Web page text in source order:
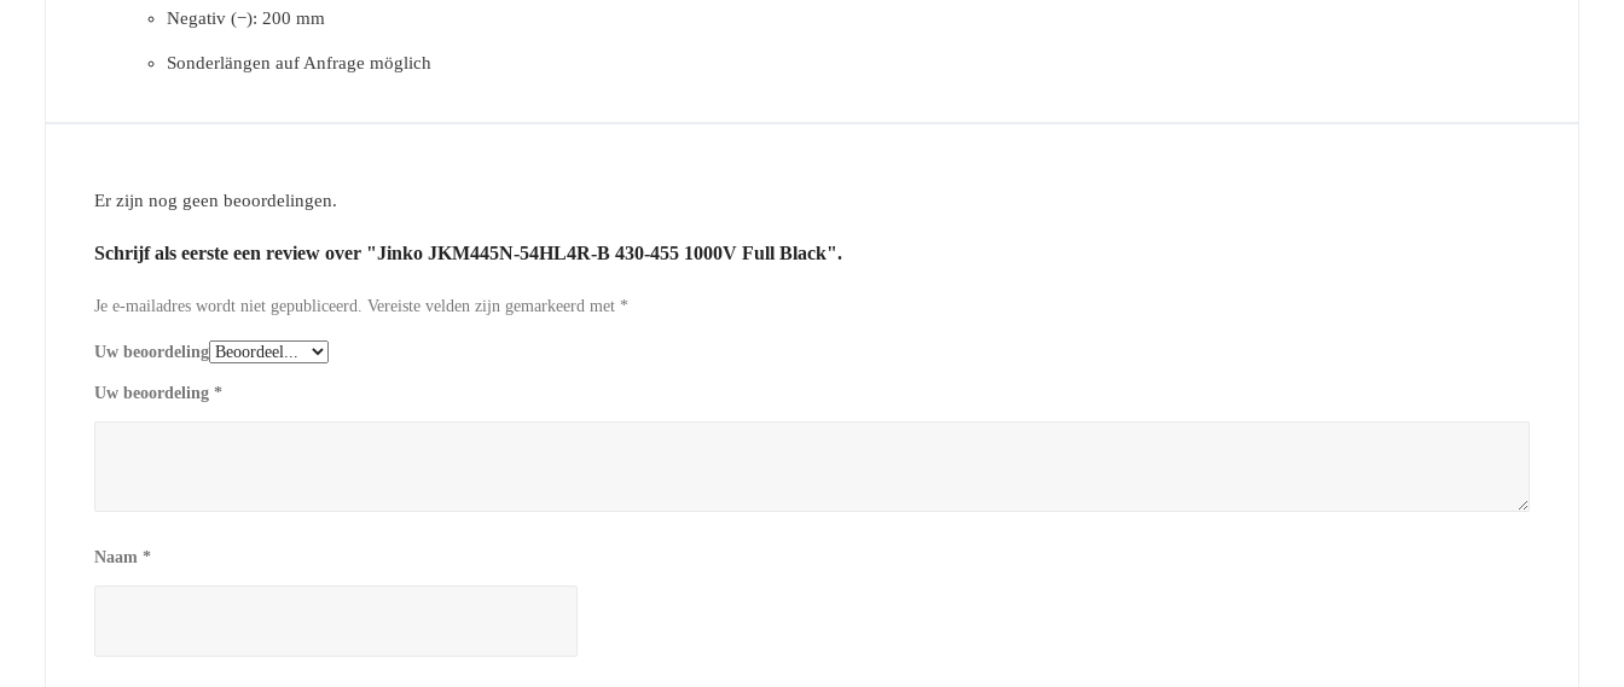
Negativ (−): 200 mm
Sonderlängen auf Anfrage möglich
Er zijn nog geen beoordelingen.
Schrijf als eerste een review over "Jinko JKM445N-54HL4R-B 430-455 1000V Full Black".
Je e-mailadres wordt niet gepubliceerd. Vereiste velden zijn gemarkeerd met *
Uw beoordeling
Uw beoordeling *
Naam *